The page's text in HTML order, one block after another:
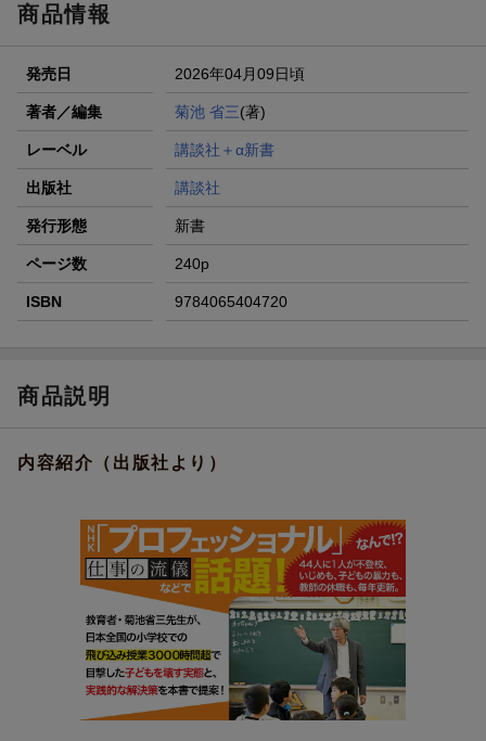
商品情報
発売日 2026年04月09日頃
著者／編集 菊池 省三(著)
レーベル 講談社＋α新書
出版社 講談社
発行形態 新書
ページ数 240p
ISBN 9784065404720
商品説明
内容紹介（出版社より）